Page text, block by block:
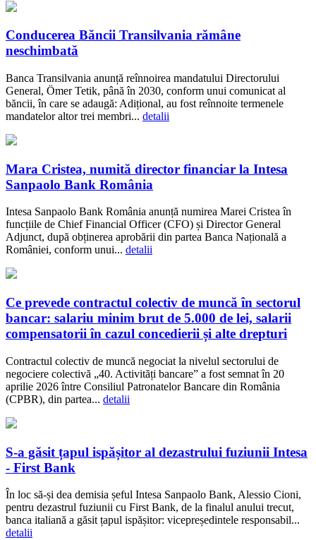
Conducerea Băncii Transilvania rămâne
neschimbată
Banca Transilvania anunță reînnoirea mandatului Directorului
General, Ömer Tetik, până în 2030, conform unui comunicat al
băncii, în care se adaugă: Adițional, au fost reînnoite termenele
mandatelor altor trei membri... detalii
Mara Cristea, numită director financiar la Intesa
Sanpaolo Bank România
Intesa Sanpaolo Bank România anunță numirea Marei Cristea în
funcțiile de Chief Financial Officer (CFO) și Director General
Adjunct, după obținerea aprobării din partea Banca Națională a
României, conform unui... detalii
Ce prevede contractul colectiv de muncă în sectorul
bancar: salariu minim brut de 5.000 de lei, salarii
compensatorii în cazul concedierii și alte drepturi
Contractul colectiv de muncă negociat la nivelul sectorului de
negociere colectivă „40. Activități bancare” a fost semnat în 20
aprilie 2026 între Consiliul Patronatelor Bancare din România
(CPBR), din partea... detalii
S-a găsit țapul ispășitor al dezastrului fuziunii Intesa
- First Bank
În loc să-și dea demisia șeful Intesa Sanpaolo Bank, Alessio Cioni,
pentru dezastrul fuziunii cu First Bank, de la finalul anului trecut,
banca italiană a găsit țapul ispășitor: vicepreședintele responsabil...
detalii